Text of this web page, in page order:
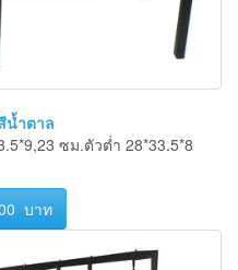
น้ำตาล
ซม.ตัวต่ำ 28*33.5*8
บาท